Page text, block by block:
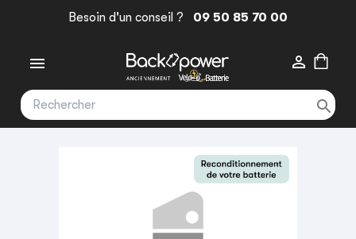
Besoin d'un conseil ? 09 50 85 70 00
 
